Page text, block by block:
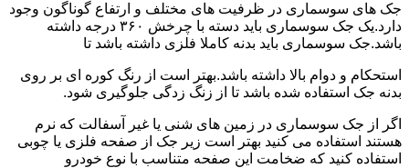
جک های سوسماری در ظرفیت های مختلف و ارتفاع گوناگون وجود
دارد.یک جک سوسماری باید دسته با چرخش ۳۶۰ درجه داشته
باشد.جک سوسماری باید بدنه کاملا فلزی داشته باشد تا
استحکام و دوام بالا داشته باشد.بهتر است از رنگ کوره ای بر روی
بدنه جک استفاده شده باشد تا از زنگ زدگی جلوگیری شود.
اگر از جک سوسماری در زمین های شنی یا غیر آسفالت که نرم
هستند استفاده می کنید بهتر است زیر جک از صفحه فلزی یا چوبی
استفاده کنید که ضخامت این صفحه متناسب با نوع خودرو